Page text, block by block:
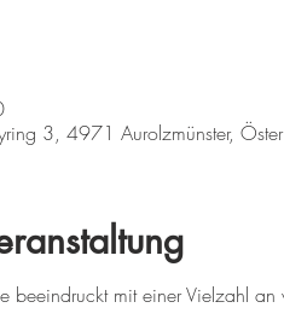
3, 4971 Aurolzmünster,
beeindruckt mit einer Vielzahl